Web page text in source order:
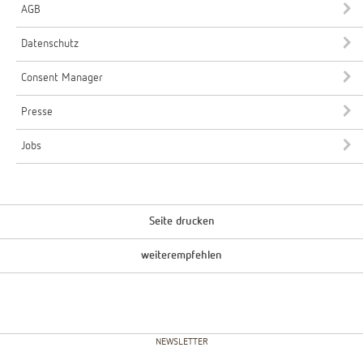
AGB
Datenschutz
Consent Manager
Presse
Jobs
Seite drucken
weiterempfehlen
NEWSLETTER